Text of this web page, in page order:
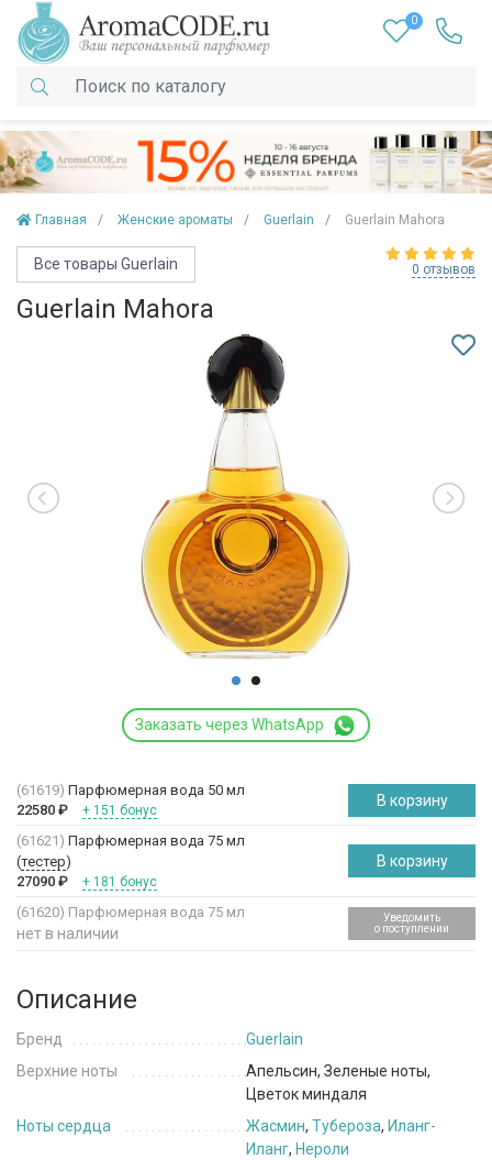
0
Главная Женские ароматы Guerlain Guerlain Mahora
Все товары Guerlain 0 отзывов
Guerlain Mahora
Заказать через WhatsApp
(61619) Парфюмерная вода 50 мл
22580 ₽ + 151 бонус
В корзину
(61621) Парфюмерная вода 75 мл
(тестер)
27090 ₽ + 181 бонус
В корзину
(61620) Парфюмерная вода 75 мл
нет в наличии
Уведомить
о поступлении
Описание
Бренд
Guerlain
Верхние ноты
Апельсин, Зеленые ноты,
Цветок миндаля
Ноты сердца
Жасмин, Тубероза, Иланг-
Иланг, Нероли